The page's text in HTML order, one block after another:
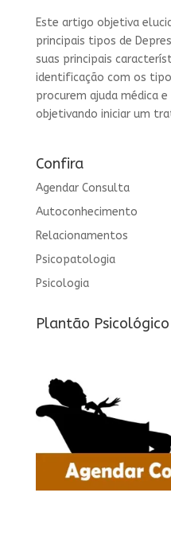
Este artigo objetiva
principais tipos de
suas principais
identificação com os
procurem ajuda médica
objetivando iniciar um
Confira
Agendar Consulta
Autoconhecimento
Relacionamentos
Psicopatologia
Psicologia
Plantão Psicológico